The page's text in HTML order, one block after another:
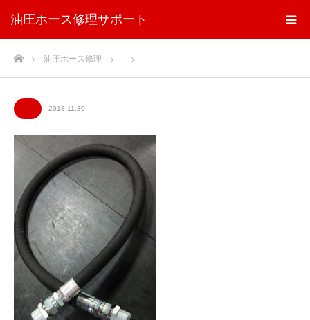
油圧ホース修理サポート
ホーム油圧ホース修理
2018.11.30